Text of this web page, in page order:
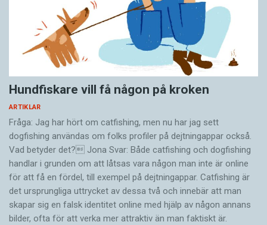
Hundfiskare vill få någon på kroken
ARTIKLAR
Fråga: Jag har hört om catfishing, men nu har jag sett
dogfishing användas om folks profiler på dejtningappar också.
Vad betyder det? Jona Svar: Både catfishing och dogfishing
handlar i grunden om att låtsas vara någon man inte är online
för att få en fördel, till exempel på dejtningappar. Catfishing är
det ursprungliga uttrycket av dessa två och innebär att man
skapar sig en falsk identitet online med hjälp av någon annans
bilder, ofta för att verka mer attraktiv än man faktiskt är.